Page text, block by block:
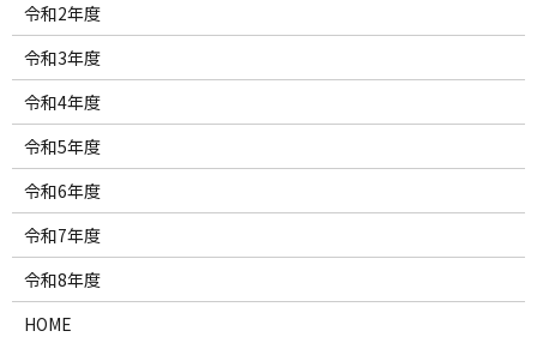
令和2年度
令和3年度
令和4年度
令和5年度
令和6年度
令和7年度
令和8年度
HOME